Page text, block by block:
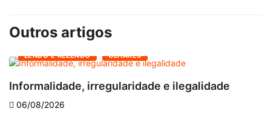
Outros artigos
LENDO E RELENDO OLHARES
Informalidade, irregularidade e ilegalidade
06/08/2026